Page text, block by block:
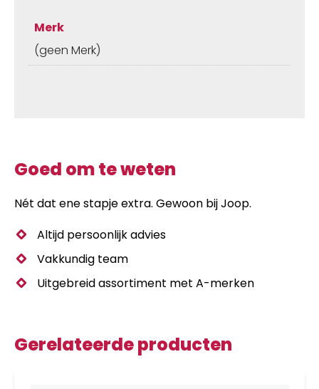
Merk
(geen Merk)
Goed om te weten
Nét dat ene stapje extra. Gewoon bij Joop.
Altijd persoonlijk advies
Vakkundig team
Uitgebreid assortiment met A-merken
Gerelateerde producten